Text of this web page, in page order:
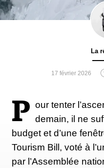
La
17 février 2026
P our tenter
demain, il ne
budget et d’une
Tourism Bill, voté à
par l’Assemblée